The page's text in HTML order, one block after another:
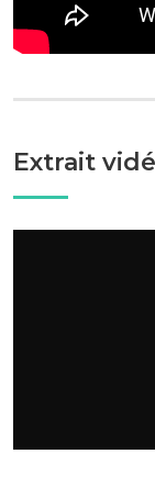
Extrait